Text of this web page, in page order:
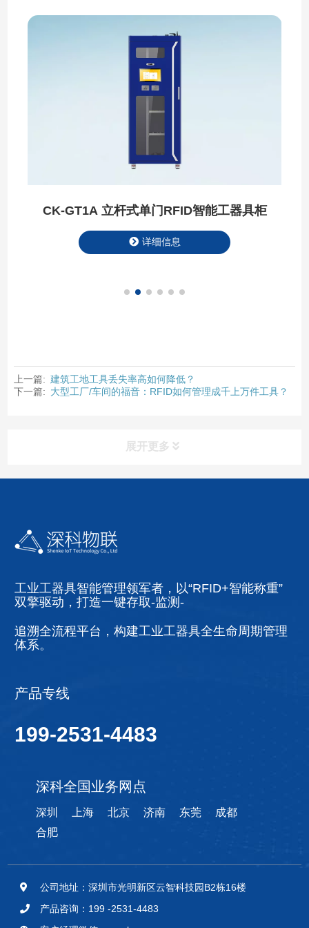
CK-GT1A 立杆式单门RFID智能工器具柜
详细信息
上一篇: 建筑工地工具丢失率高如何降低？
下一篇: 大型工厂/车间的福音：RFID如何管理成千上万件工具？
展开更多
工业工器具智能管理领军者，以“RFID+智能称重”
双擎驱动，打造一键存取-监测-
追溯全流程平台，构建工业工器具全生命周期管理
体系。
产品专线
199-2531-4483
深科全国业务网点
深圳 上海 北京 济南 东莞
成都
合肥
公司地址：深圳市光明新区云智科技园B2栋16楼
产品咨询：199 -2531-4483